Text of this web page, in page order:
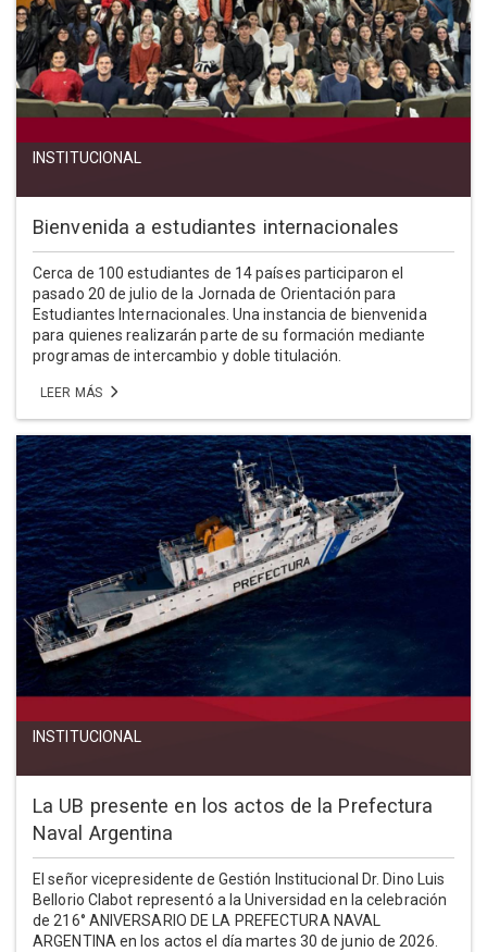
INSTITUCIONAL
Bienvenida a estudiantes internacionales
Cerca de 100 estudiantes de 14 países participaron el
pasado 20 de julio de la Jornada de Orientación para
Estudiantes Internacionales. Una instancia de bienvenida
para quienes realizarán parte de su formación mediante
programas de intercambio y doble titulación.
LEER MÁS
INSTITUCIONAL
La UB presente en los actos de la Prefectura
Naval Argentina
El señor vicepresidente de Gestión Institucional Dr. Dino Luis
Bellorio Clabot representó a la Universidad en la celebración
de 216° ANIVERSARIO DE LA PREFECTURA NAVAL
ARGENTINA en los actos el día martes 30 de junio de 2026.